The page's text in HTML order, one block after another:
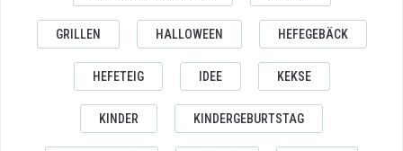
GRILLEN HALLOWEEN HEFEGEBÄCK
HEFETEIG IDEE KEKSE
KINDER KINDERGEBURTSTAG